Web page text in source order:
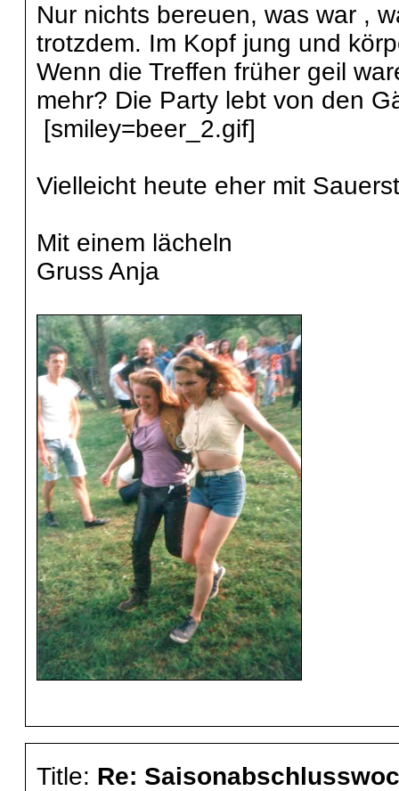
Nur nichts bereuen, was war ,
trotzdem. Im Kopf jung und
Wenn die Treffen früher geil
mehr? Die Party lebt von den
[smiley=beer_2.gif]
Vielleicht heute eher mit
Mit einem lächeln
Gruss Anja
Title: Re: